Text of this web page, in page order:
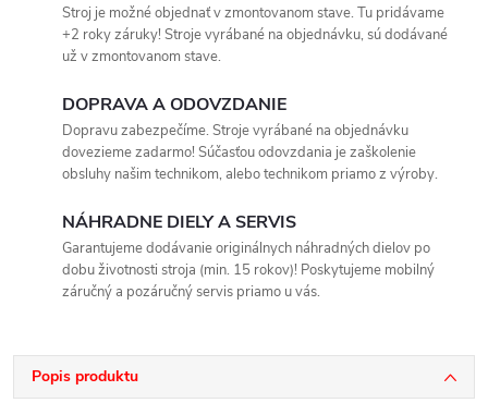
Stroj je možné objednať v zmontovanom stave. Tu pridávame
+2 roky záruky! Stroje vyrábané na objednávku, sú dodávané
už v zmontovanom stave.
DOPRAVA A ODOVZDANIE
Dopravu zabezpečíme. Stroje vyrábané na objednávku
dovezieme zadarmo! Súčasťou odovzdania je zaškolenie
obsluhy našim technikom, alebo technikom priamo z výroby.
NÁHRADNE DIELY A SERVIS
Garantujeme dodávanie originálnych náhradných dielov po
dobu životnosti stroja (min. 15 rokov)! Poskytujeme mobilný
záručný a pozáručný servis priamo u vás.
Popis produktu